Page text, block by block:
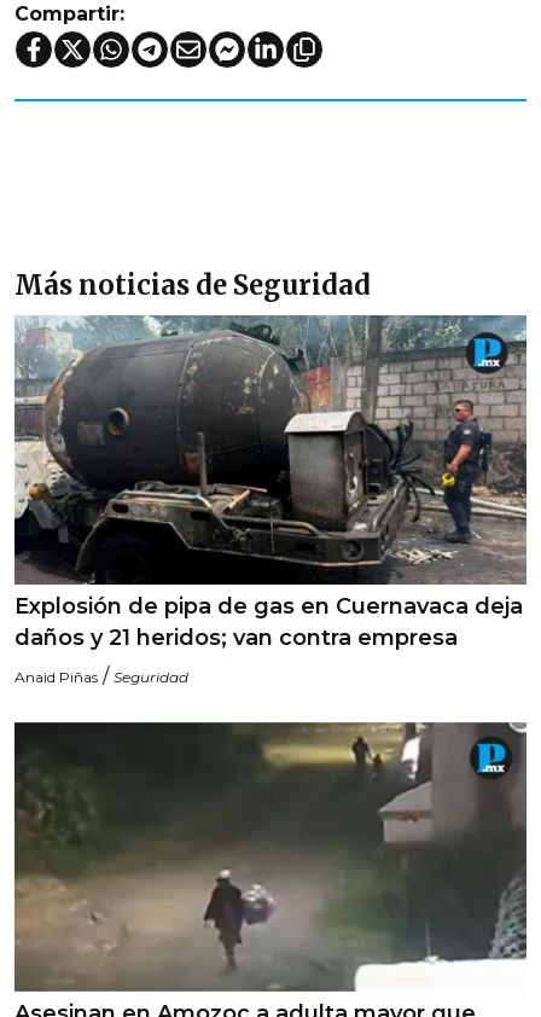
Compartir:
Más noticias de Seguridad
Explosión de pipa de gas en Cuernavaca deja
daños y 21 heridos; van contra empresa
Anaid Piñas / Seguridad